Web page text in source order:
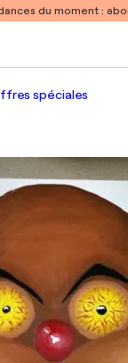
du moment :
spéciales